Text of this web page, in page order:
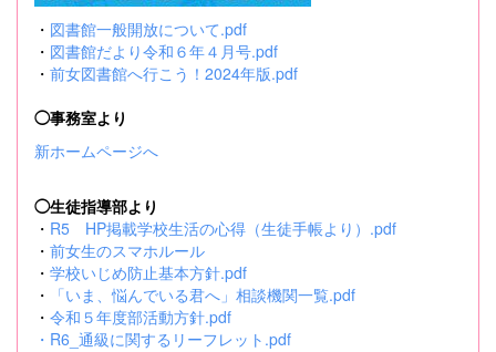
・ 図書館一般開放について.pdf
・ 図書館だより令和６年４月号.pdf
・ 前女図書館へ行こう！2024年版.pdf
◯事務室より
新ホームページへ
◯生徒指導部より
・ R5 HP掲載学校生活の心得（生徒手帳より）.pdf
・ 前女生のスマホルール
・ 学校いじめ防止基本方針.pdf
・
「いま、悩んでいる君へ」相談機関一覧.pdf
・ 令和５年度部活動方針.pdf
・ R6_通級に関するリーフレット.pdf